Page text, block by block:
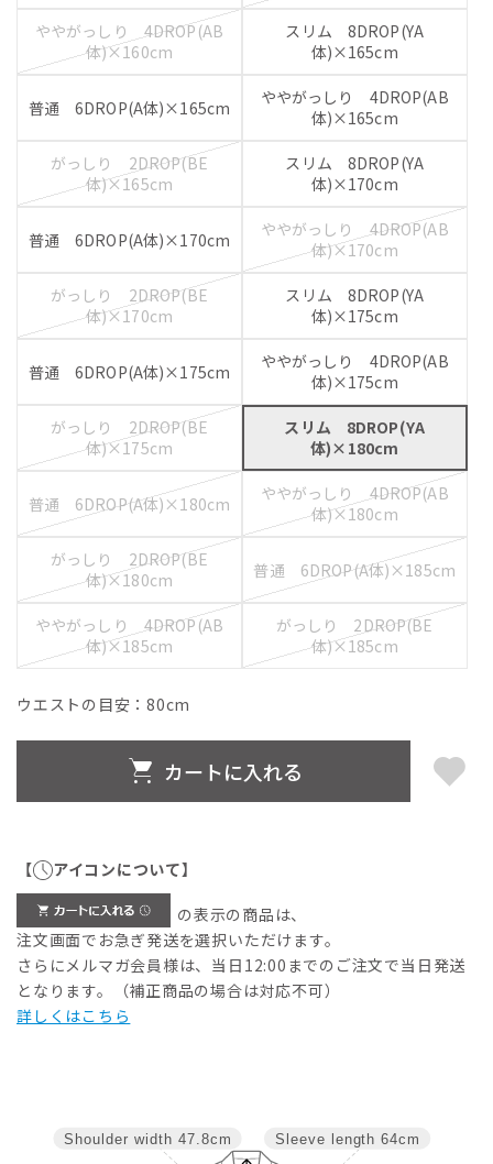
ややがっしり 4DROP(AB
体)×160cm
スリム 8DROP(YA
体)×165cm
普通 6DROP(A体)×165cm
ややがっしり 4DROP(AB
体)×165cm
がっしり 2DROP(BE
体)×165cm
スリム 8DROP(YA
体)×170cm
普通 6DROP(A体)×170cm
ややがっしり 4DROP(AB
体)×170cm
がっしり 2DROP(BE
体)×170cm
スリム 8DROP(YA
体)×175cm
普通 6DROP(A体)×175cm
ややがっしり 4DROP(AB
体)×175cm
がっしり 2DROP(BE
体)×175cm
スリム 8DROP(YA
体)×180cm
普通 6DROP(A体)×180cm
ややがっしり 4DROP(AB
体)×180cm
がっしり 2DROP(BE
体)×180cm
普通 6DROP(A体)×185cm
ややがっしり 4DROP(AB
体)×185cm
がっしり 2DROP(BE
体)×185cm
ウエストの目安：80cm
カートに入れる
【 アイコンについて】
の表示の商品は、
注文画面でお急ぎ発送を選択いただけます。
さらにメルマガ会員様は、当日12:00までのご注文で当日発送
となります。（補正商品の場合は対応不可）
詳しくはこちら
Sleeve length 64cm
Shoulder width 47.8cm